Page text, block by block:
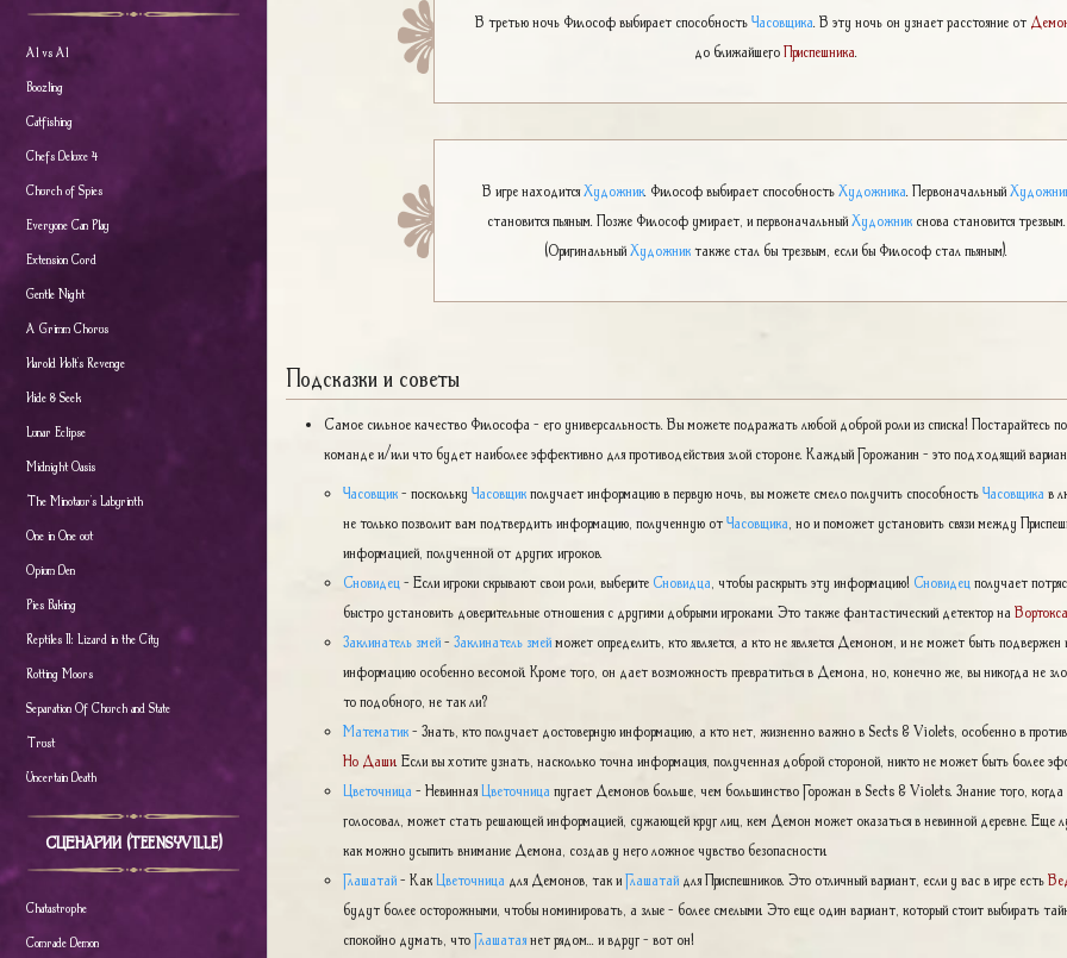
Al vs Al
Boozling
Catfishing
Chefs Deluxe 4
Church of Spies
Everyone Can Play
Extension Cord
Gentle Night
A Grimm Chorus
Harold Holt's Revenge
Hide & Seek
Lunar Eclipse
Midnight Oasis
The Minotaur's Labyrinth
One in One out
Opium Den
Pies Baking
Reptiles II: Lizard in the City
Rotting Moors
Separation Of Church and State
Trust
Uncertain Death
СЦЕНАРИИ (TEENSYVILLE)
Chatastrophe
Comrade Demon
В третью ночь Философ выбирает способностьЧасовщика . В эту ночь он узнает расстояние от
до ближайшегоПриспешника
В игре находитсяХудожник. Философ выбирает способностьХудожника . Первоначальный
становится пьяным. Позже Философ умирает, и первоначальныйХудожникснова становится трезвым.
(ОригинальныйХудожниктакже стал бы трезвым, если бы Философ стал пьяным).
Подсказки и советы
Самое сильное качество Философа - его универсальность. Вы можете подражать любой доброй роли из списка! Постарайтесь
команде и/или что будет наиболее эффективно для противодействия злой стороне. Каждый Горожанин - это подходящий
Часовщик- посколькуЧасовщикполучает информацию в первую ночь, вы можете смело получить способностьЧасовщика в
не только позволит вам подтвердить информацию, полученную отЧасовщика , но и поможет установить связи между
информацией, полученной от других игроков.
Сновидец - Если игроки скрывают свои роли, выберите Сновидца , чтобы раскрыть эту информацию! Сновидец получает
быстро установить доверительные отношения с другими добрыми игроками. Это также фантастический детектор на
Заклинатель змей-Заклинатель змейможет определить, кто является, а кто не является Демоном, и не может быть подвержен
информацию особенно весомой. Кроме того, он дает возможность превратиться в Демона, но, конечно же, вы никогда не
то подобного, не так ли?
Математик- Знать, кто получает достоверную информацию, а кто нет, жизненно важно в Sects & Violets, особенно в
Но Даши . Если вы хотите узнать, насколько точна информация, полученная доброй стороной, никто не может быть более
Цветочница - НевиннаяЦветочница пугает Демонов больше, чем большинство Горожан в Sects & Violets. Знание того,
голосовал, может стать решающей информацией, сужающей круг лиц, кем Демон может оказаться в невинной деревне. Еще
как можно усыпить внимание Демона, создав у него ложное чувство безопасности.
Глашатай- КакЦветочница для Демонов, так иГлашатай для Приспешников. Это отличный вариант, если у вас в игре есть
будут более осторожными, чтобы номинировать, а злые - более смелыми. Это еще один вариант, который стоит выбирать
спокойно думать, чтоГлашатаянет рядом... и вдруг - вот он!